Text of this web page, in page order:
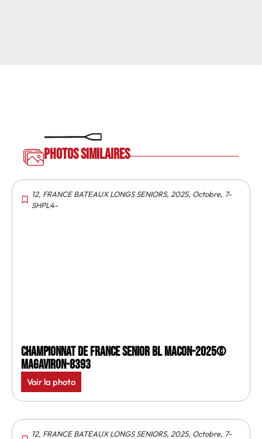
Photos similaires
12, FRANCE BATEAUX LONGS SENIORS, 2025, Octobre, 7-
SHPL4-
Championnat de France senior BL Macon-2025©
MagAviron-8393
Voir la photo
12, FRANCE BATEAUX LONGS SENIORS, 2025, Octobre, 7-